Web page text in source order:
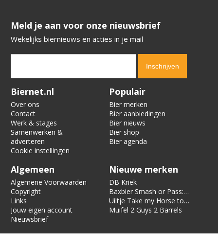
​​​​​​​Meld je aan voor onze nieuwsbrief
Wekelijks biernieuws en acties in je mail
Verification code:
Biernet.nl
Over ons
Contact
Werk & stages
Samenwerken &
adverteren
Cookie instellingen
Populair
Bier merken
Bier aanbiedingen
Bier nieuws
Bier shop
Bier agenda
Algemeen
Algemene Voorwaarden
Copyright
Links
Jouw eigen account
Nieuwsbrief
Nieuwe merken
DB Kriek
Baxbier Smash or Pass:
Strata
Uiltje Take my Horse to
the Hotel Room
Muifel 2 Guys 2 Barrels